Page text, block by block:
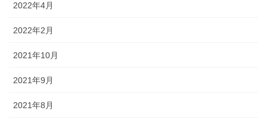
2022年4月
2022年2月
2021年10月
2021年9月
2021年8月